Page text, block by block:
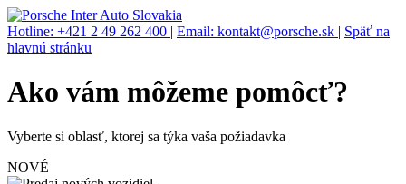
Hotline: +421 2 49 262 400 | Email: kontakt@porsche.sk | Späť na
hlavnú stránku
Ako vám môžeme pomôcť?
Vyberte si oblasť, ktorej sa týka vaša požiadavka
NOVÉ